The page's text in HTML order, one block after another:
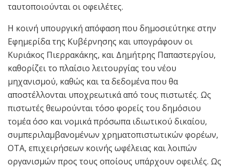
ταυτοποιούνται οι οφειλέτες.
Η κοινή υπουργική απόφαση που δημοσιεύτηκε στην
Εφημερίδα της Κυβέρνησης και υπογράφουν οι
Κυριάκος Πιερρακάκης, και Δημήτρης Παπαστεργίου,
καθορίζει το πλαίσιο λειτουργίας του νέου
μηχανισμού, καθώς και τα δεδομένα που θα
αποστέλλονται υποχρεωτικά από τους πιστωτές. Ως
πιστωτές θεωρούνται τόσο φορείς του δημόσιου
τομέα όσο και νομικά πρόσωπα ιδιωτικού δικαίου,
συμπεριλαμβανομένων χρηματοπιστωτικών φορέων,
ΟΤΑ, επιχειρήσεων κοινής ωφέλειας και λοιπών
οργανισμών προς τους οποίους υπάρχουν οφειλές. Ως